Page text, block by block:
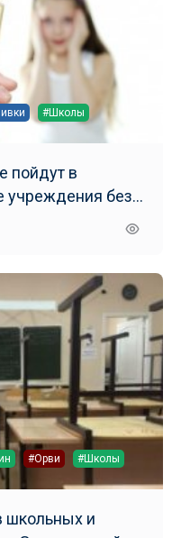
#Школы
пойдут в
без
#Орви #Школы
школьных и